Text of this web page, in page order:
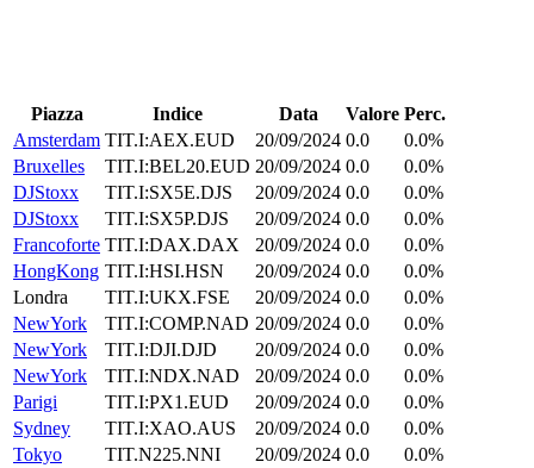
Piazza Indice Data Valore Perc.
Amsterdam TIT.I:AEX.EUD 20/09/2024 0.0
0.0%
Bruxelles
TIT.I:BEL20.EUD 20/09/2024 0.0
0.0%
DJStoxx
TIT.I:SX5E.DJS 20/09/2024 0.0
0.0%
DJStoxx
TIT.I:SX5P.DJS 20/09/2024 0.0
0.0%
Francoforte TIT.I:DAX.DAX 20/09/2024 0.0
0.0%
HongKong TIT.I:HSI.HSN 20/09/2024 0.0
0.0%
Londra
TIT.I:UKX.FSE 20/09/2024 0.0
0.0%
NewYork
TIT.I:COMP.NAD 20/09/2024 0.0
0.0%
NewYork
TIT.I:DJI.DJD 20/09/2024 0.0
0.0%
NewYork
TIT.I:NDX.NAD 20/09/2024 0.0
0.0%
Parigi
TIT.I:PX1.EUD 20/09/2024 0.0
0.0%
Sydney
TIT.I:XAO.AUS 20/09/2024 0.0
0.0%
Tokyo
TIT.N225.NNI 20/09/2024 0.0
0.0%